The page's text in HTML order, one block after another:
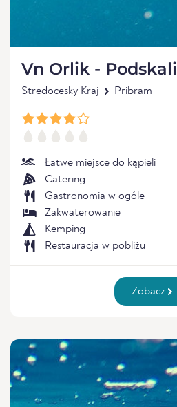
Vn Orlik - Podskali
Stredocesky Kraj Pribram
Łatwe miejsce do kąpieli
Catering
Gastronomia w ogóle
Zakwaterowanie
Kemping
Restauracja w pobliżu
Zobacz